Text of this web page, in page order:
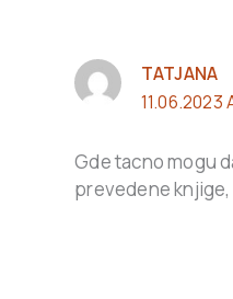
TATJANA
11.06.2023
Gde tacno mogu
prevedene knjige,